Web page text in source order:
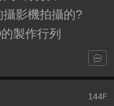
影機拍攝的?
製作行列
144F